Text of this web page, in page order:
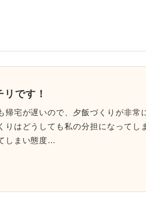
です！
帰宅が遅いので、夕飯づくりが非
りはどうしても私の分担になってし
しまい態度…